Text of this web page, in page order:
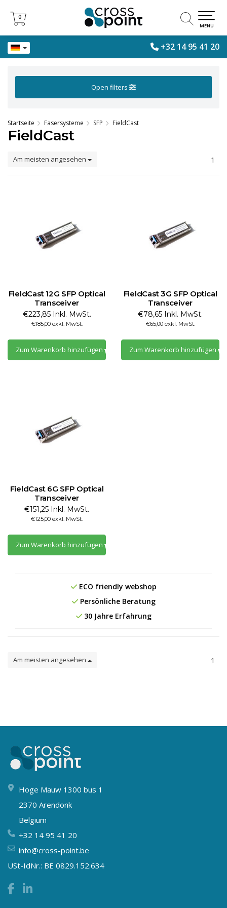
+32 14 95 41 20
0
0
MENU
Open filters
Startseite Fasersysteme SFP FieldCast
FieldCast
Am meisten angesehen 1
FieldCast 12G SFP Optical
Transceiver
€223,85 Inkl. MwSt.
€185,00 exkl. MwSt.
Zum Warenkorb hinzufügen
FieldCast 3G SFP Optical
Transceiver
€78,65 Inkl. MwSt.
€65,00 exkl. MwSt.
Zum Warenkorb hinzufügen
FieldCast 6G SFP Optical
Transceiver
€151,25 Inkl. MwSt.
€125,00 exkl. MwSt.
Zum Warenkorb hinzufügen
ECO friendly webshop
Persönliche Beratung
30 Jahre Erfahrung
Am meisten angesehen 1
Hoge Mauw 1300 bus 1
2370 Arendonk
Belgium
+32 14 95 41 20
info@cross-point.be
USt-IdNr.: BE 0829.152.634